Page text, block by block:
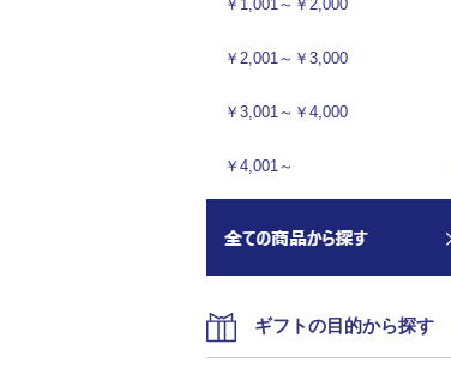
￥1,001～￥2,000
￥2,001～￥3,000
￥3,001～￥4,000
￥4,001～
ギフトの目的から探す